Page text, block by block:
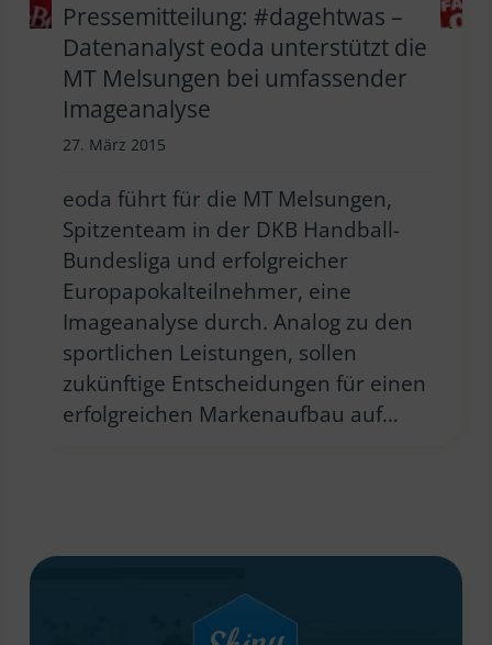
Pressemitteilung: #dagehtwas –
Datenanalyst eoda unterstützt die
MT Melsungen bei umfassender
Imageanalyse
27. März 2015
eoda führt für die MT Melsungen,
Spitzenteam in der DKB Handball-
Bundesliga und erfolgreicher
Europapokalteilnehmer, eine
Imageanalyse durch. Analog zu den
sportlichen Leistungen, sollen
zukünftige Entscheidungen für einen
erfolgreichen Markenaufbau auf…